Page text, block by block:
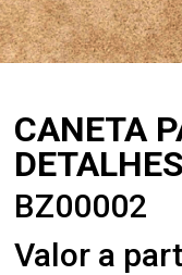
CANETA
BZ00002
Valor a